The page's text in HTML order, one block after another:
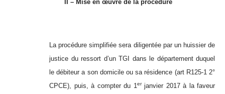
II – Mise en œuvre de la procédure
La procédure simplifiée sera diligentée par un huissier de
justice du ressort d’un TGI dans le département duquel
le débiteur a son domicile ou sa résidence (art R125-1 2°
CPCE), puis, à compter du 1erjanvier 2017 à la faveur